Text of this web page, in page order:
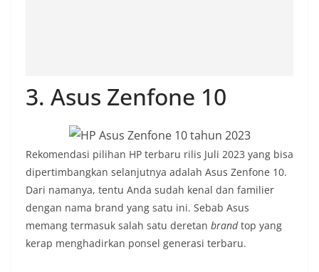
3. Asus Zenfone 10
Rekomendasi pilihan HP terbaru rilis Juli 2023 yang bisa
dipertimbangkan selanjutnya adalah Asus Zenfone 10.
Dari namanya, tentu Anda sudah kenal dan familier
dengan nama brand yang satu ini. Sebab Asus
memang termasuk salah satu deretan brandtop yang
kerap menghadirkan ponsel generasi terbaru.